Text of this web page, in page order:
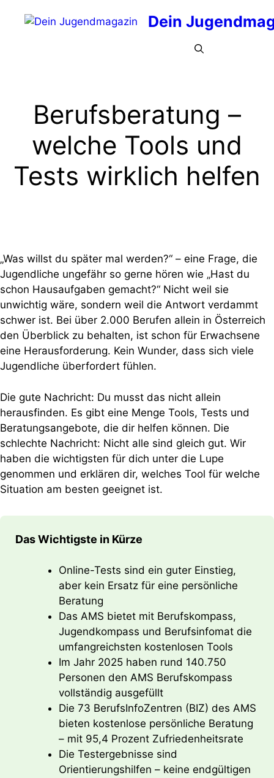
Inhalt
Dein
Berufsberatung –
welche Tools und
Tests wirklich helfen
„Was willst du später mal werden?“ – eine Frage, die
Jugendliche ungefähr so gerne hören wie „Hast du
schon Hausaufgaben gemacht?“ Nicht weil sie
unwichtig wäre, sondern weil die Antwort verdammt
schwer ist. Bei über 2.000 Berufen allein in Österreich
den Überblick zu behalten, ist schon für Erwachsene
eine Herausforderung. Kein Wunder, dass sich viele
Jugendliche überfordert fühlen.
Die gute Nachricht: Du musst das nicht allein
herausfinden. Es gibt eine Menge Tools, Tests und
Beratungsangebote, die dir helfen können. Die
schlechte Nachricht: Nicht alle sind gleich gut. Wir
haben die wichtigsten für dich unter die Lupe
genommen und erklären dir, welches Tool für welche
Situation am besten geeignet ist.
Das Wichtigste in Kürze
Online-Tests sind ein guter Einstieg,
aber kein Ersatz für eine persönliche
Beratung
Das AMS bietet mit Berufskompass,
Jugendkompass und Berufsinfomat die
umfangreichsten kostenlosen Tools
Im Jahr 2025 haben rund 140.750
Personen den AMS Berufskompass
vollständig ausgefüllt
Die 73 BerufsInfoZentren (BIZ) des AMS
bieten kostenlose persönliche Beratung
– mit 95,4 Prozent Zufriedenheitsrate
Die Testergebnisse sind
Orientierungshilfen – keine endgültigen